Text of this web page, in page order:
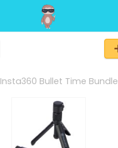
Insta360 Bullet Time Bundle